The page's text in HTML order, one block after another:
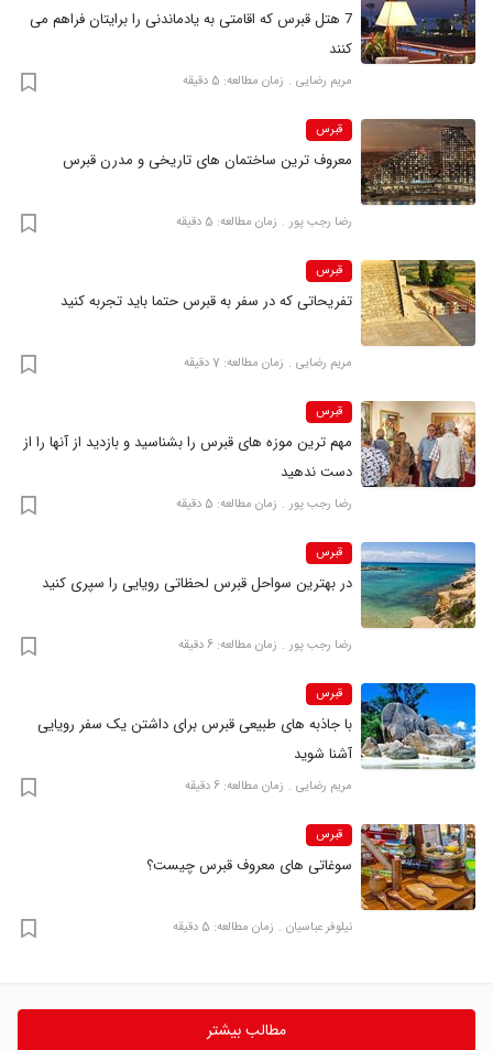
7 هتل قبرس که اقامتی به یادماندنی را برایتان فراهم می
کنند
مریم رضایی زمان مطالعه: 5 دقیقه
قبرس
معروف ترین ساختمان های تاریخی و مدرن قبرس
رضا‍ رجب پور زمان مطالعه: 5 دقیقه
قبرس
تفریحاتی که در سفر به قبرس حتما باید تجربه کنید
مریم رضایی زمان مطالعه: 7 دقیقه
قبرس
مهم ترین موزه های قبرس را بشناسید و بازدید از آنها را از
دست ندهید
رضا‍ رجب پور زمان مطالعه: 5 دقیقه
قبرس
در بهترین سواحل قبرس لحظاتی رویایی را سپری کنید
رضا‍ رجب پور زمان مطالعه: 6 دقیقه
قبرس
با جاذبه‌ های طبیعی قبرس برای داشتن یک سفر رویایی
آشنا شوید
مریم رضایی زمان مطالعه: 6 دقیقه
قبرس
سوغاتی های معروف قبرس چیست؟
نیلوفر عباسیان زمان مطالعه: 5 دقیقه
مطالب بیشتر